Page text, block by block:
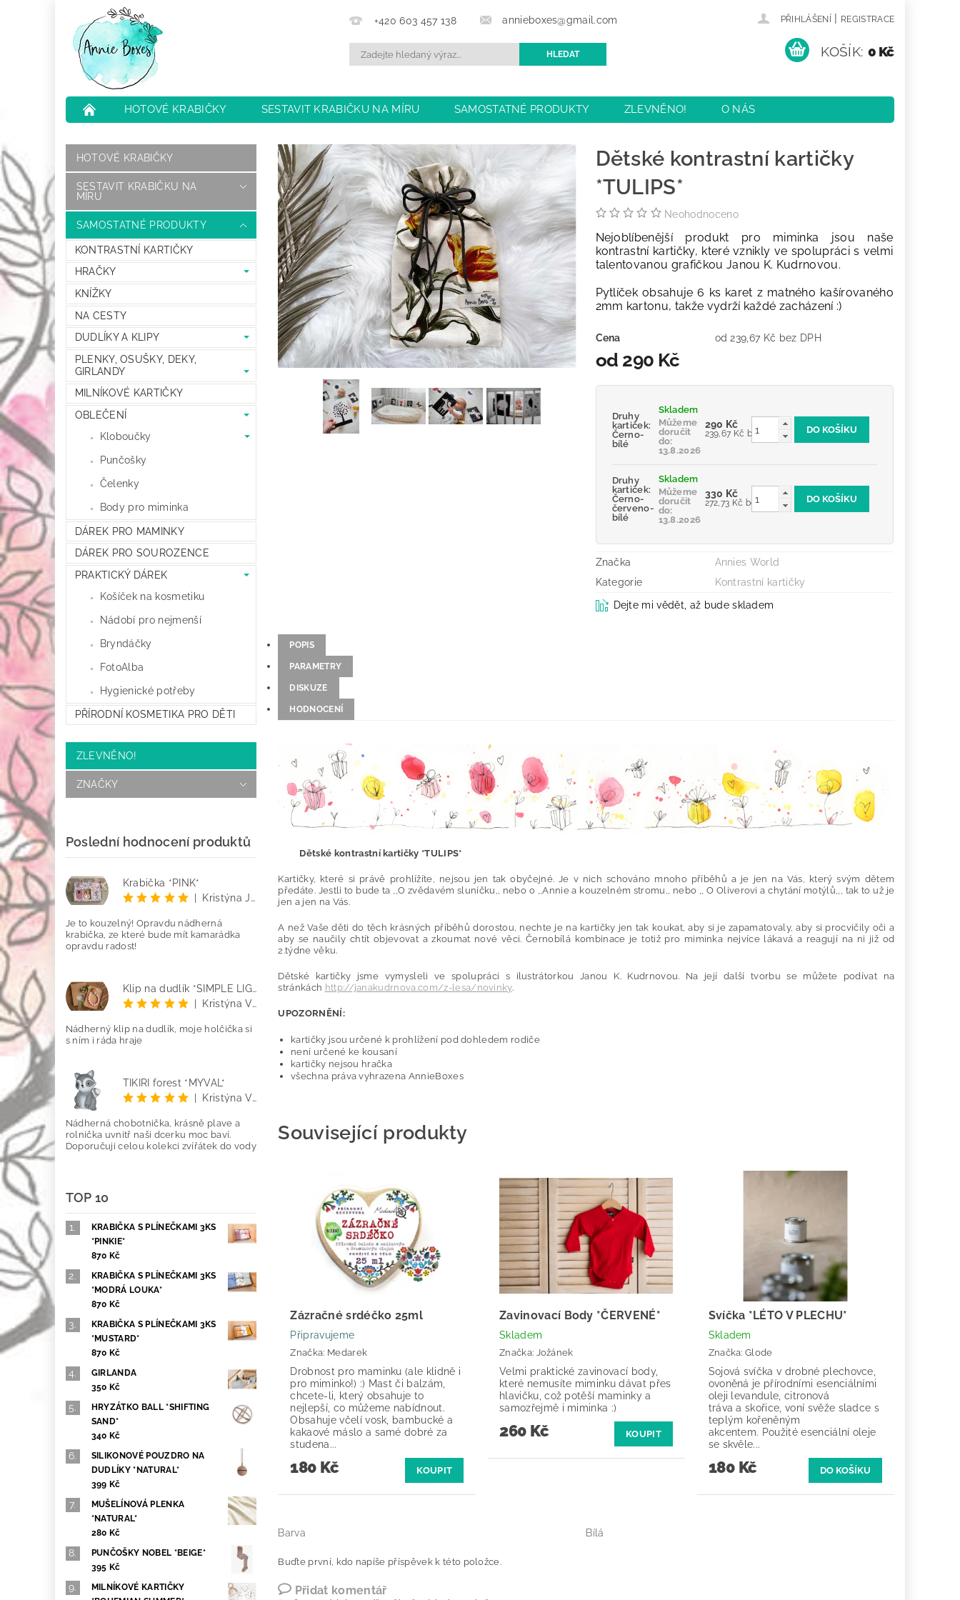
+420 603 457 138 annieboxes@gmail.com PŘIHLÁŠENÍ | REGISTRACE
KOŠÍK: 0 Kč
HOTOVÉ KRABIČKY SESTAVIT KRABIČKU NA MÍRU SAMOSTATNÉ PRODUKTY ZLEVNĚNO!
O NÁS
HOTOVÉ KRABIČKY
SESTAVIT KRABIČKU NA
MÍRU
SAMOSTATNÉ PRODUKTY
KONTRASTNÍ KARTIČKY
HRAČKY
KNÍŽKY
NA CESTY
DUDLÍKY A KLIPY
PLENKY, OSUŠKY, DEKY,
GIRLANDY
MILNÍKOVÉ KARTIČKY
OBLEČENÍ
Kloboučky
Punčošky
Čelenky
Body pro miminka
DÁREK PRO MAMINKY
DÁREK PRO SOUROZENCE
PRAKTICKÝ DÁREK
Košíček na kosmetiku
Nádobí pro nejmenší
Bryndáčky
FotoAlba
Hygienické potřeby
PŘÍRODNÍ KOSMETIKA PRO DĚTI
ZLEVNĚNO!
ZNAČKY
Poslední hodnocení produktů
Krabička *PINK*
Kristýna Jenčo
Je to kouzelný! Opravdu nádherná
krabička, ze které bude mít kamarádka
opravdu radost!
Klip na dudlík *SIMPLE LIGHT PINK*
Kristýna Vetyšková
Nádherný klip na dudlík, moje holčička si
s ním i ráda hraje
TIKIRI forest *MÝVAL*
Kristýna Vetyšková
Nádherná chobotnička, krásně plave a
rolnička uvnitř naši dcerku moc baví.
Doporučuji celou kolekci zvířátek do vody
TOP 10
KRABIČKA S PLÍNEČKAMI 3KS
*PINKIE*
870 Kč
KRABIČKA S PLÍNEČKAMI 3KS
*MODRÁ LOUKA*
870 Kč
KRABIČKA S PLÍNEČKAMI 3KS
*MUSTARD*
870 Kč
GIRLANDA
350 Kč
HRYZÁTKO BALL *SHIFTING
SAND*
340 Kč
SILIKONOVÉ POUZDRO NA
DUDLÍKY *NATURAL*
399 Kč
MUŠELÍNOVÁ PLENKA
*NATURAL*
280 Kč
PUNČOŠKY NOBEL *BEIGE*
395 Kč
MILNÍKOVÉ KARTIČKY
Dětské kontrastní kartičky
*TULIPS*
Neohodnoceno
Nejoblíbenější produkt pro miminka jsou naše
kontrastní kartičky, které vznikly ve spolupráci s velmi
talentovanou grafičkou Janou K. Kudrnovou.
Pytlíček obsahuje 6 ks karet z matného kašírovaného
2mm kartonu, takže vydrží každé zacházení :)
Cena od 239,67 Kč bez DPH
od 290 Kč
Druhy
kartiček:
Černo-
bílé
Skladem
Můžeme
doručit
do:
13.8.2026
290 Kč
239,67 Kč bez DPH
Druhy
kartiček:
Černo-
červeno-
bílé
Skladem
Můžeme
doručit
do:
13.8.2026
330 Kč
272,73 Kč bez DPH
Značka
Annies World
Kategorie
Kontrastní kartičky
Dejte mi vědět, až bude skladem
POPIS
PARAMETRY
DISKUZE
HODNOCENÍ
Dětské kontrastní kartičky *TULIPS*
Kartičky, které si právě prohlížíte, nejsou jen tak obyčejné. Je v nich schováno mnoho příběhů a je jen na Vás, který svým dětem
předáte. Jestli to bude ta ,,O zvědavém sluníčku,, nebo o ,,Annie a kouzelném stromu,, nebo ,, O Oliverovi a chytání motýlů,,, tak to už je
jen a jen na Vás.
A než Vaše děti do těch krásných příběhů dorostou, nechte je na kartičky jen tak koukat, aby si je zapamatovaly, aby si procvičily oči a
aby se naučily chtít objevovat a zkoumat nové věci. Černobílá kombinace je totiž pro miminka nejvíce lákavá a reagují na ni již od
2.týdne věku.
Dětské kartičky jsme vymysleli ve spolupráci s ilustrátorkou Janou K. Kudrnovou. Na její další tvorbu se můžete podívat na
stránkách http://janakudrnova.com/z-lesa/novinky.
UPOZORNĚNÍ:
kartičky jsou určené k prohlížení pod dohledem rodiče
není určené ke kousaní
kartičky nejsou hračka
všechna práva vyhrazena AnnieBoxes
Související produkty
Zázračné srdéčko 25ml
Připravujeme
Značka: Medarek
Drobnost pro maminku (ale klidně i
pro miminko!) :) Mast či balzám,
chcete-li, který obsahuje to
nejlepší, co můžeme nabídnout.
Obsahuje včelí vosk, bambucké a
kakaové máslo a samé dobré za
studena...
180 Kč KOUPIT
Zavinovací Body *ČERVENÉ*
Skladem
Značka: Jožánek
Velmi praktické zavinovací body,
které nemusíte miminku dávat přes
hlavičku, což potěší maminky a
samozřejmě i miminka :)
260 Kč KOUPIT
Svíčka *LÉTO V PLECHU*
Skladem
Značka:Glode
Sojová svíčka v drobné plechovce,
ovoněná je přírodními esenciálními
oleji levandule, citronová
tráva a skořice, voní svěže sladce s
teplým kořeněným
akcentem. Použité esenciální oleje
se skvěle...
180 Kč
Barva Bílá
Buďte první, kdo napíše příspěvek k této položce.
Přidat komentář